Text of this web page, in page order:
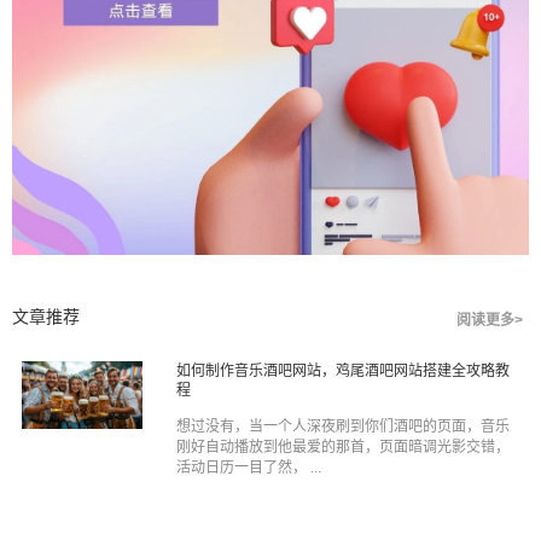
文章推荐 阅读更多>
如何制作音乐酒吧网站，鸡尾酒吧网站搭建全攻略教
程
想过没有，当一个人深夜刷到你们酒吧的页面，音乐
刚好自动播放到他最爱的那首，页面暗调光影交错，
活动日历一目了然， ...